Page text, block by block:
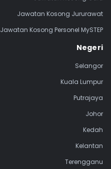
Jawatan Kosong Jururawat
Jawatan Kosong Personel MySTEP
Negeri
Selangor
Kuala Lumpur
Putrajaya
Johor
Kedah
Kelantan
Terengganu